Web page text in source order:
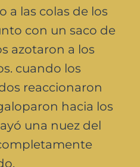
a las colas de los
con un saco de
azotaron a los
cuando los
reaccionaron
hacia los
una nuez del